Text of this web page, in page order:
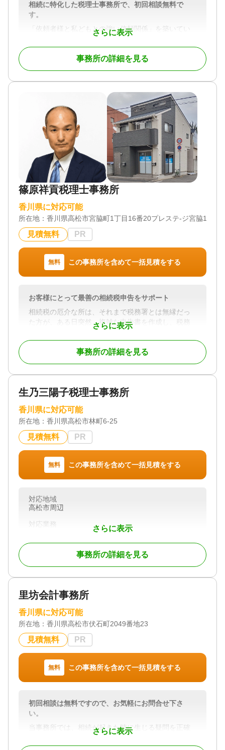
さらに表示
相続に特化した税理士事務所で、初回相談無料で
す。
「依頼者様と私どもとの強い信頼関係」を築いてい
くことが一番重要だと考えております。
相続は、依頼者様の家族関係や財産状況、依頼者様
の思いなど、極めてプライベートな部分を共有する
ことになります。依頼者様との信頼関係がなけれ
ることは難しいと考えております。
私どもは依頼者様との深いコミュニケーションを通
じて信頼関係を構築し「安心して任せられる」と思
っていただけるように、全ての相続に誠心誠意、丁
寧に取り組んでおります。
依頼者様の一番身近な存在として、相続に関するご
相談や相続手続きについてご支援させていただきま
すので、相続でお悩みの際は、ぜひ一度ご相談くだ
さい。
相続税申告や相続対策が「争族」や「争続」になら
ないための対策について、オーダーメイドで親切丁
寧にサポートいたします。
もちろん、秘密厳守で対応させていただきますので
ご安心ください。
当事務所は、相続に関して信頼できる弁護士や司法
しております。
このネットワークでワンストップかつ安心できるサ
ービスをご提供できますので、安心してご相談くだ
香川県を含む四国地方・岡山県を含む中国地方・東
京都を中心とした関東地方
対応業務
遺言書 / 遺産分割 / 生前贈与 / 相続財産調査 / 相続税
申告 / 家族信託 / 相続手続き / 銀行手続き / 戸籍収集
/ 相続人調査
対応体制
電話相談可 / 訪問可 / 土日相談可 / 初回相談無料 / 18
事務所の詳細を見る
篠原祥貢税理士事務所
香川県に対応可能
所在地： 香川県高松市宮脇町1丁目16番20プレステ-ジ宮脇102号
見積無料 PR
無料 この事務所を含めて一括見積をする
さらに表示
お客様にとって最善の相続税申告をサポート
相続税の厄介な所は、それまで税務署とは無縁だっ
た方が、ある日突然、複雑な申告書を作成し、税務
署に提出しなければいけない点にあります。しか
も、期限までは１０カ月しかありません。正直、何
をどうしたらいいのか分からないというのが現実だ
と思います。相続税でお困りの方はお気軽にご相談
対応地域
香川県全域
対応業務
相続税申告
対応体制
初回相談無料
事務所の詳細を見る
生乃三陽子税理士事務所
香川県に対応可能
所在地： 香川県高松市林町6-25
見積無料 PR
無料 この事務所を含めて一括見積をする
さらに表示
対応地域
高松市周辺
対応業務
遺産分割 / 相続税申告
女性スタッフ対応可 / 初回相談無料
事務所の詳細を見る
里坊会計事務所
香川県に対応可能
所在地： 香川県高松市伏石町2049番地23
見積無料 PR
無料 この事務所を含めて一括見積をする
さらに表示
初回相談は無料ですので、お気軽にお問合せ下さ
い。
当事務所では、相続が起きた時に生じる疑問を正確
的確かつに迅速にお答えいたします。また、初回1時
間までは相談料無料でお答えすることができますの